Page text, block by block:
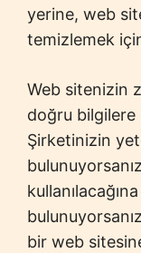
yerine, web
temizlemek için
Web sitenizin
doğru bilgilere
Şirketinizin
bir web